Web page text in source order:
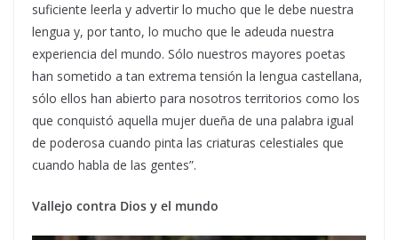
suficiente leerla y advertir lo mucho que le debe nuestra
lengua y, por tanto, lo mucho que le adeuda nuestra
experiencia del mundo. Sólo nuestros mayores poetas
han sometido a tan extrema tensión la lengua castellana,
sólo ellos han abierto para nosotros territorios como los
que conquistó aquella mujer dueña de una palabra igual
de poderosa cuando pinta las criaturas celestiales que
cuando habla de las gentes”.
Vallejo contra Dios y el mundo